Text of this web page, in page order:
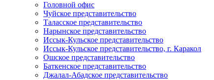
Головной офис
Чуйское представительство
Таласское представительство
Нарынское представительство
Иссык-Кульское представительство
Иссык-Кульское представительство, г. Каракол
Ошское представительство
Баткенское представительство
Джалал-Абадское представительство